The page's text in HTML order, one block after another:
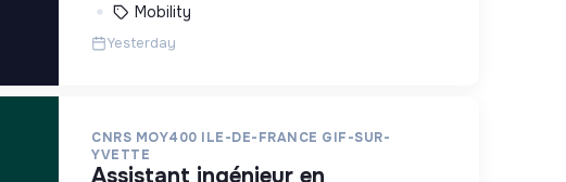
Mobility
Yesterday
CNRS MOY400 ILE-DE-FRANCE GIF-SUR-
YVETTE
assistant ingénieur en